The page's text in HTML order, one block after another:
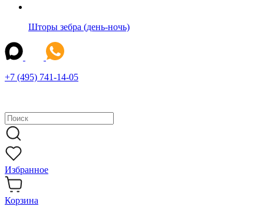
Шторы зебра (день-ночь)
+7 (495) 741-14-05
Избранное
Корзина